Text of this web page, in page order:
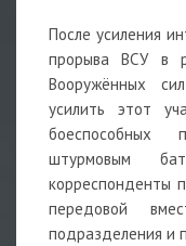
После усиления
прорыва ВСУ в
Вооружённых
усилить этот
боеспособных
штурмовым
корреспонденты
передовой
подразделения и